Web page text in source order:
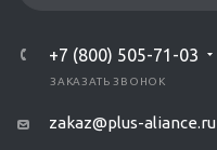
+7 (800) 505-71-03
ЗАКАЗАТЬ ЗВОНОК
zakaz@plus-aliance.ru